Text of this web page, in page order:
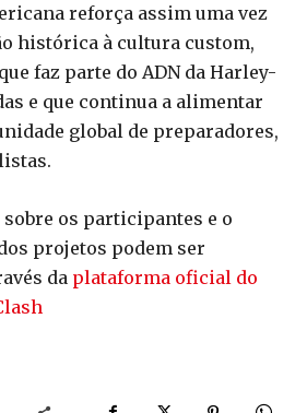
reforça assim uma vez
histórica à cultura custom,
faz parte do ADN da Harley-
e que continua a alimentar
global de preparadores,
os participantes e o
projetos podem ser
da plataforma oficial do